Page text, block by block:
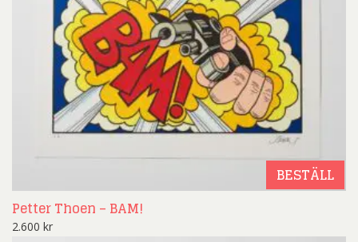
BESTÄLL
Petter Thoen – BAM!
2.600 kr